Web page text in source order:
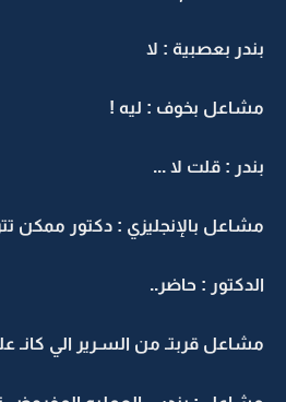
بندر بعصبية : لا
مشاعل بخوف : ليه !
بندر : قلت لا ...
مشاعل بالإنجليزي : دكتور ممكن
الدكتور : حاضر..
مشاعل قربتـ من السـرير الي كانـ